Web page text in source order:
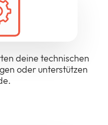
deine technischen
oder unterstützen